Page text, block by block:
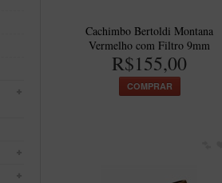
Cachimbo Bertoldi Montana
Vermelho com Filtro 9mm
R$155,00
COMPRAR